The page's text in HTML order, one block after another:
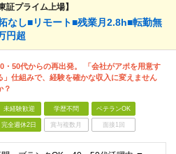
プライム上場】
なし■リモート■残業月2.8h■転勤無
円超
・50代からの再出発。 「会社がアポを用意す
」仕組みで、経験を確かな収入に変えません
？
未経験歓迎 学歴不問 ベテランOK
完全週休2日 賞与複数月 面接1回